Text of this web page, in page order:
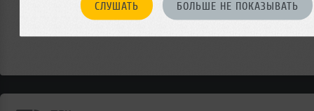
СЛУШАТЬ БОЛЬШЕ НЕ ПОКАЗЫВАТЬ